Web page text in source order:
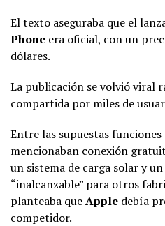
El texto aseguraba que el
Phone era oficial, con un
dólares.
La publicación se volvió viral
compartida por miles de
Entre las supuestas
mencionaban conexión
un sistema de carga solar y
“inalcanzable” para otros
planteaba queApple debía
competidor.